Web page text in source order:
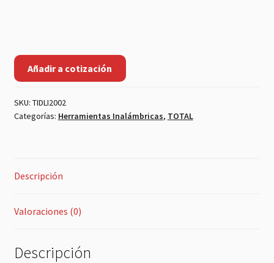
20V
10MM
Bat
+
Añadir a cotización
SKU: TIDLI2002
Categorías: Herramientas Inalámbricas, TOTAL
Descripción
Valoraciones (0)
Descripción